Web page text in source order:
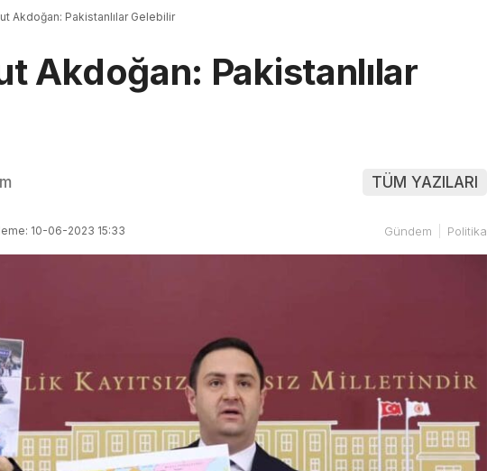
Akdoğan: Pakistanlılar Gelebilir
Akdoğan: Pakistanlılar
TÜM YAZILARI
10-06-2023 15:33 Gündem Politika